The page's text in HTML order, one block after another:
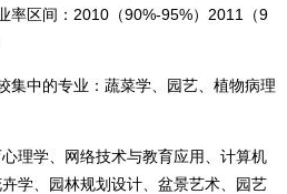
区间：2010（90%-95%）2011（9
中的专业：蔬菜学、园艺、植物病理
学、网络技术与教育应用、计算机
学、园林规划设计、盆景艺术、园艺